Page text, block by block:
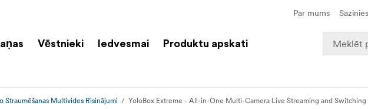
Par mums
Vēstnieki Iedvesmai Produktu apskati
Straumēšanas Multivides Risinājumi YoloBox Extreme - All-in-One Multi-Camera Live Streaming and Switching